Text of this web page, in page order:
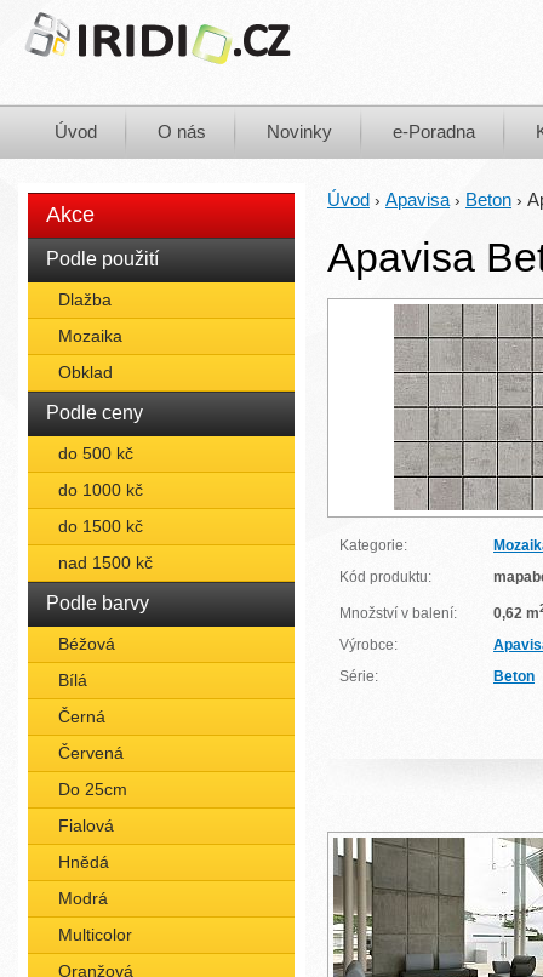
Úvod O nás Novinky e-Poradna
Akce
Podle použití
Dlažba
Mozaika
Obklad
Podle ceny
do 500 kč
do 1000 kč
do 1500 kč
nad 1500 kč
Podle barvy
Béžová
Bílá
Černá
Červená
Do 25cm
Fialová
Hnědá
Modrá
Multicolor
Oranžová
Úvod › Apavisa › Beton ›
Apavisa
Kategorie:
Kód produktu:
Množství v balení: 0,62 m
Výrobce:
Série:
Beton